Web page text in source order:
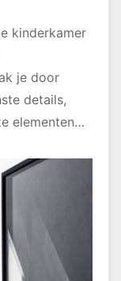
kinderkamer
je door
details,
elementen…